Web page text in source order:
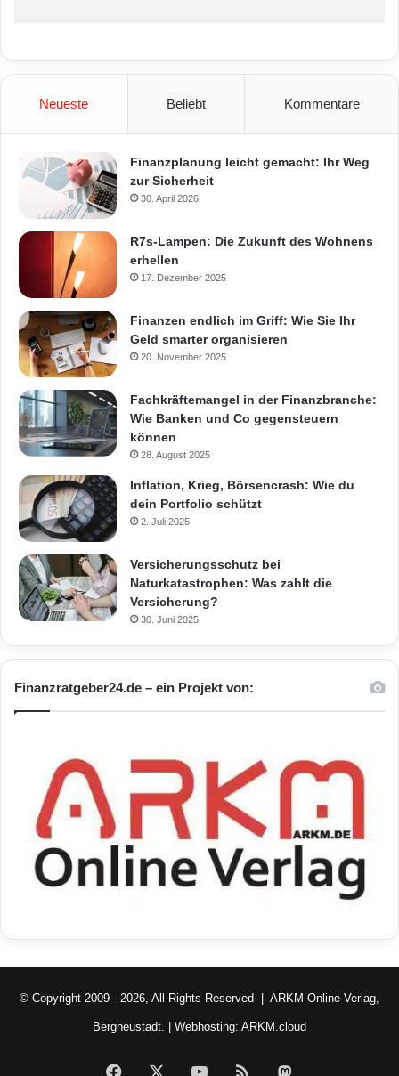
Neueste Beliebt Kommentare
Finanzplanung leicht gemacht: Ihr Weg
zur Sicherheit
30. April 2026
R7s-Lampen: Die Zukunft des Wohnens
erhellen
17. Dezember 2025
Finanzen endlich im Griff: Wie Sie Ihr
Geld smarter organisieren
20. November 2025
Fachkräftemangel in der Finanzbranche:
Wie Banken und Co gegensteuern
können
28. August 2025
Inflation, Krieg, Börsencrash: Wie du
dein Portfolio schützt
2. Juli 2025
Versicherungsschutz bei
Naturkatastrophen: Was zahlt die
Versicherung?
30. Juni 2025
Finanzratgeber24.de – ein Projekt von:
© Copyright 2009 - 2026, All Rights Reserved | ARKM Online Verlag,
Bergneustadt. | Webhosting: ARKM.cloud
Facebook YouTubeRSS